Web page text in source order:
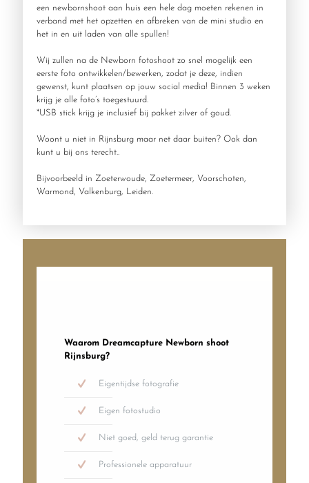
een newbornshoot aan huis een hele dag moeten rekenen in
verband met het opzetten en afbreken van de mini studio en
het in en uit laden van alle spullen!
Wij zullen na de Newborn fotoshoot zo snel mogelijk een
eerste foto ontwikkelen/bewerken, zodat je deze, indien
gewenst, kunt plaatsen op jouw social media! Binnen 3 weken
krijg je alle foto’s toegestuurd.
*USB stick krijg je inclusief bij pakket zilver of goud.
Woont u niet in Rijnsburg maar net daar buiten? Ook dan
kunt u bij ons terecht..
Bijvoorbeeld in Zoeterwoude, Zoetermeer, Voorschoten,
Warmond, Valkenburg, Leiden.
Waarom Dreamcapture Newborn shoot
Rijnsburg?
Eigentijdse fotografie
Eigen fotostudio
Niet goed, geld terug garantie
Professionele apparatuur